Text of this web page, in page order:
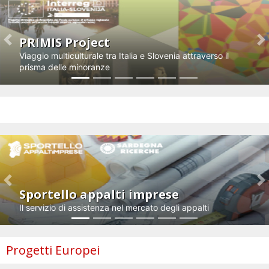
PRIMIS Project
Viaggio multiculturale tra Italia e Slovenia attraverso il
prisma delle minoranze
Previous
Sportello appalti imprese
Il servizio di assistenza nel mercato degli appalti
Previous
Progetti Europei